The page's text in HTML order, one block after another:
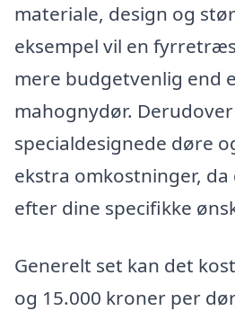
materiale, design og
eksempel vil en
mere budgetvenlig end
mahognydør.
specialdesignede døre
ekstra omkostninger,
efter dine specifikke
Generelt set kan det
og 15.000 kroner per